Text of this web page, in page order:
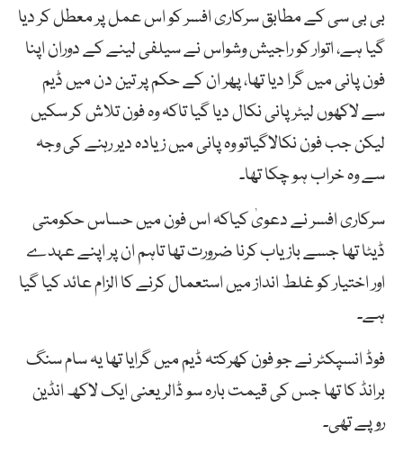
بی بی سی کے مطابق سرکاری افسر کو اس عمل پر معطل کر دیا
گیا ہے، اتوار کو راجیش وشواس نے سیلفی لینے کے دوران اپنا
فون پانی میں گرا دیا تھا، پھر ان کے حکم پر تین دن میں ڈیم
سے لاکھوں لیٹر پانی نکال دیا گیا تاکہ وہ فون تلاش کر سکیں
لیکن جب فون نکالاگیاتو وہ پانی میں زیادہ دیر رہنے کی وجہ
سے وہ خراب ہو چکا تھا۔
سرکاری افسر نے دعویٰ کیاکہ اس فون میں حساس حکومتی
ڈیٹا تھا جسے بازیاب کرنا ضرورت تھا تاہم ان پر اپنے عہدے
اور اختیار کو غلط انداز میں استعمال کرنے کا الزام عائد کیا گیا
ہے۔
فوڈ انسپکٹر نے جو فون کھرکتہ ڈیم میں گرایا تھا یہ سام سنگ
برانڈ کا تھا جس کی قیمت بارہ سو ڈالر یعنی ایک لاکھ انڈین
روپے تھی۔